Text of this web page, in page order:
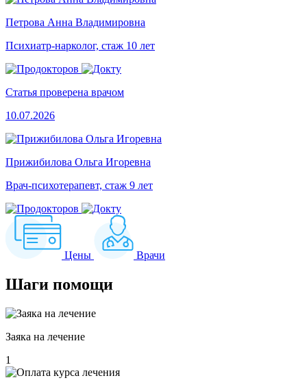
Петрова Анна Владимировна
Психиатр-нарколог, стаж 10 лет
Статья проверена врачом
10.07.2026
Прижибилова Ольга Игоревна
Врач-психотерапевт, стаж 9 лет
Цены Врачи
Шаги помощи
Заяка на лечение
1